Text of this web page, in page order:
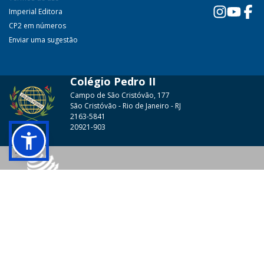
Imperial Editora
CP2 em números
Enviar uma sugestão
Colégio Pedro II
Campo de São Cristóvão, 177
São Cristóvão - Rio de Janeiro - RJ
2163-5841
20921-903